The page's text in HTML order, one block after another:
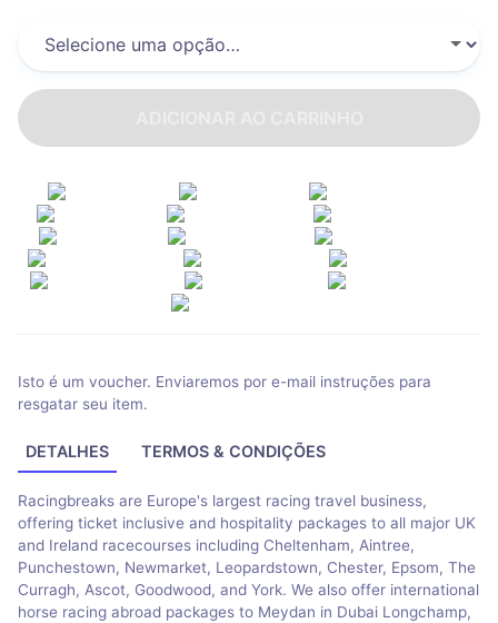
Isto é um voucher. Enviaremos por e-mail instruções para
resgatar seu item.
DETALHES TERMOS & CONDIÇÕES
Racingbreaks are Europe's largest racing travel business,
offering ticket inclusive and hospitality packages to all major UK
and Ireland racecourses including Cheltenham, Aintree,
Punchestown, Newmarket, Leopardstown, Chester, Epsom, The
Curragh, Ascot, Goodwood, and York. We also offer international
horse racing abroad packages to Meydan in Dubai Longchamp,